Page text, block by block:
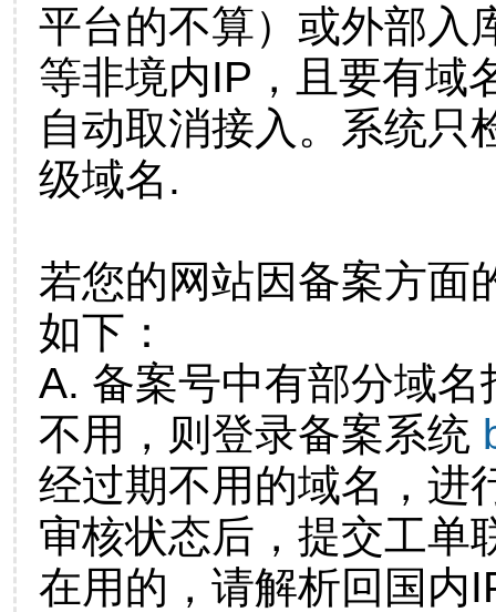
平台的不算）或外部入
等非境内IP，且要有域
自动取消接入。系统只
级域名.
若您的网站因备案方面
如下：
A. 备案号中有部分域
不用，则登录备案系统
经过期不用的域名，进
审核状态后，提交工单
在用的，请解析回国内